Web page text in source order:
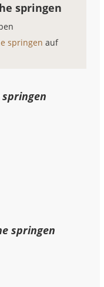
springen
springenauf
springen